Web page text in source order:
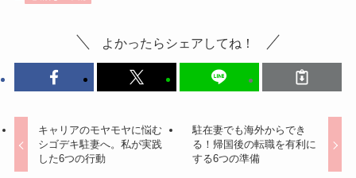
よかったらシェアしてね！
キャリアのモヤモヤに悩む
シゴデキ駐妻へ。私が実践
した6つの行動
駐在妻でも海外からでき
る！帰国後の転職を有利に
する6つの準備